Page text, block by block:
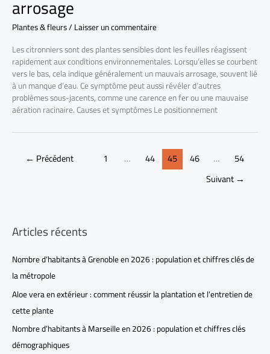
arrosage
Plantes & fleurs/Laisser un commentaire
Les citronniers sont des plantes sensibles dont les feuilles réagissent
rapidement aux conditions environnementales. Lorsqu’elles se courbent
vers le bas, cela indique généralement un mauvais arrosage, souvent lié
à un manque d’eau. Ce symptôme peut aussi révéler d’autres
problèmes sous-jacents, comme une carence en fer ou une mauvaise
aération racinaire. Causes et symptômes Le positionnement
← Précédent 1 … 44 45 46 …
54
Suivant →
Articles récents
Nombre d’habitants à Grenoble en 2026 : population et chiffres clés de
la métropole
Aloe vera en extérieur : comment réussir la plantation et l’entretien de
cette plante
Nombre d’habitants à Marseille en 2026 : population et chiffres clés
démographiques